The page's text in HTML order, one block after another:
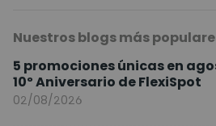
Nuestros blogs más
5 promociones únicas en
10º Aniversario de FlexiSpot
02/08/2026